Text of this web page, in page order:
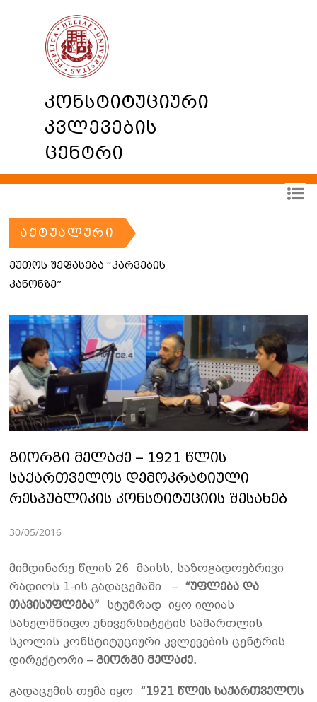
კონსტიტუციური
კვლევების
ცენტრი
ᲐᲥᲢᲣᲐᲚᲣᲠᲘ
ეუთოს შეფასება “კარვების
კანონზე”
გიორგი მელაძე – 1921 წლის
საქართველოს დემოკრატიული
რესპუბლიკის კონსტიტუციის შესახებ
30/05/2016
მიმდინარე წლის 26 მაისს, საზოგადოებრივი
რადიოს 1-ის გადაცემაში – “უფლება და
თავისუფლება” სტუმრად იყო ილიას
სახელმწიფო უნივერსიტეტის სამართლის
სკოლის კონსტიტუციური კვლევების ცენტრის
დირექტორი –გიორგი მელაძე.
გადაცემის თემა იყო “1921 წლის საქართველოს